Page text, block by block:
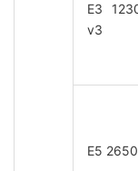
E3
v3
E5 2650